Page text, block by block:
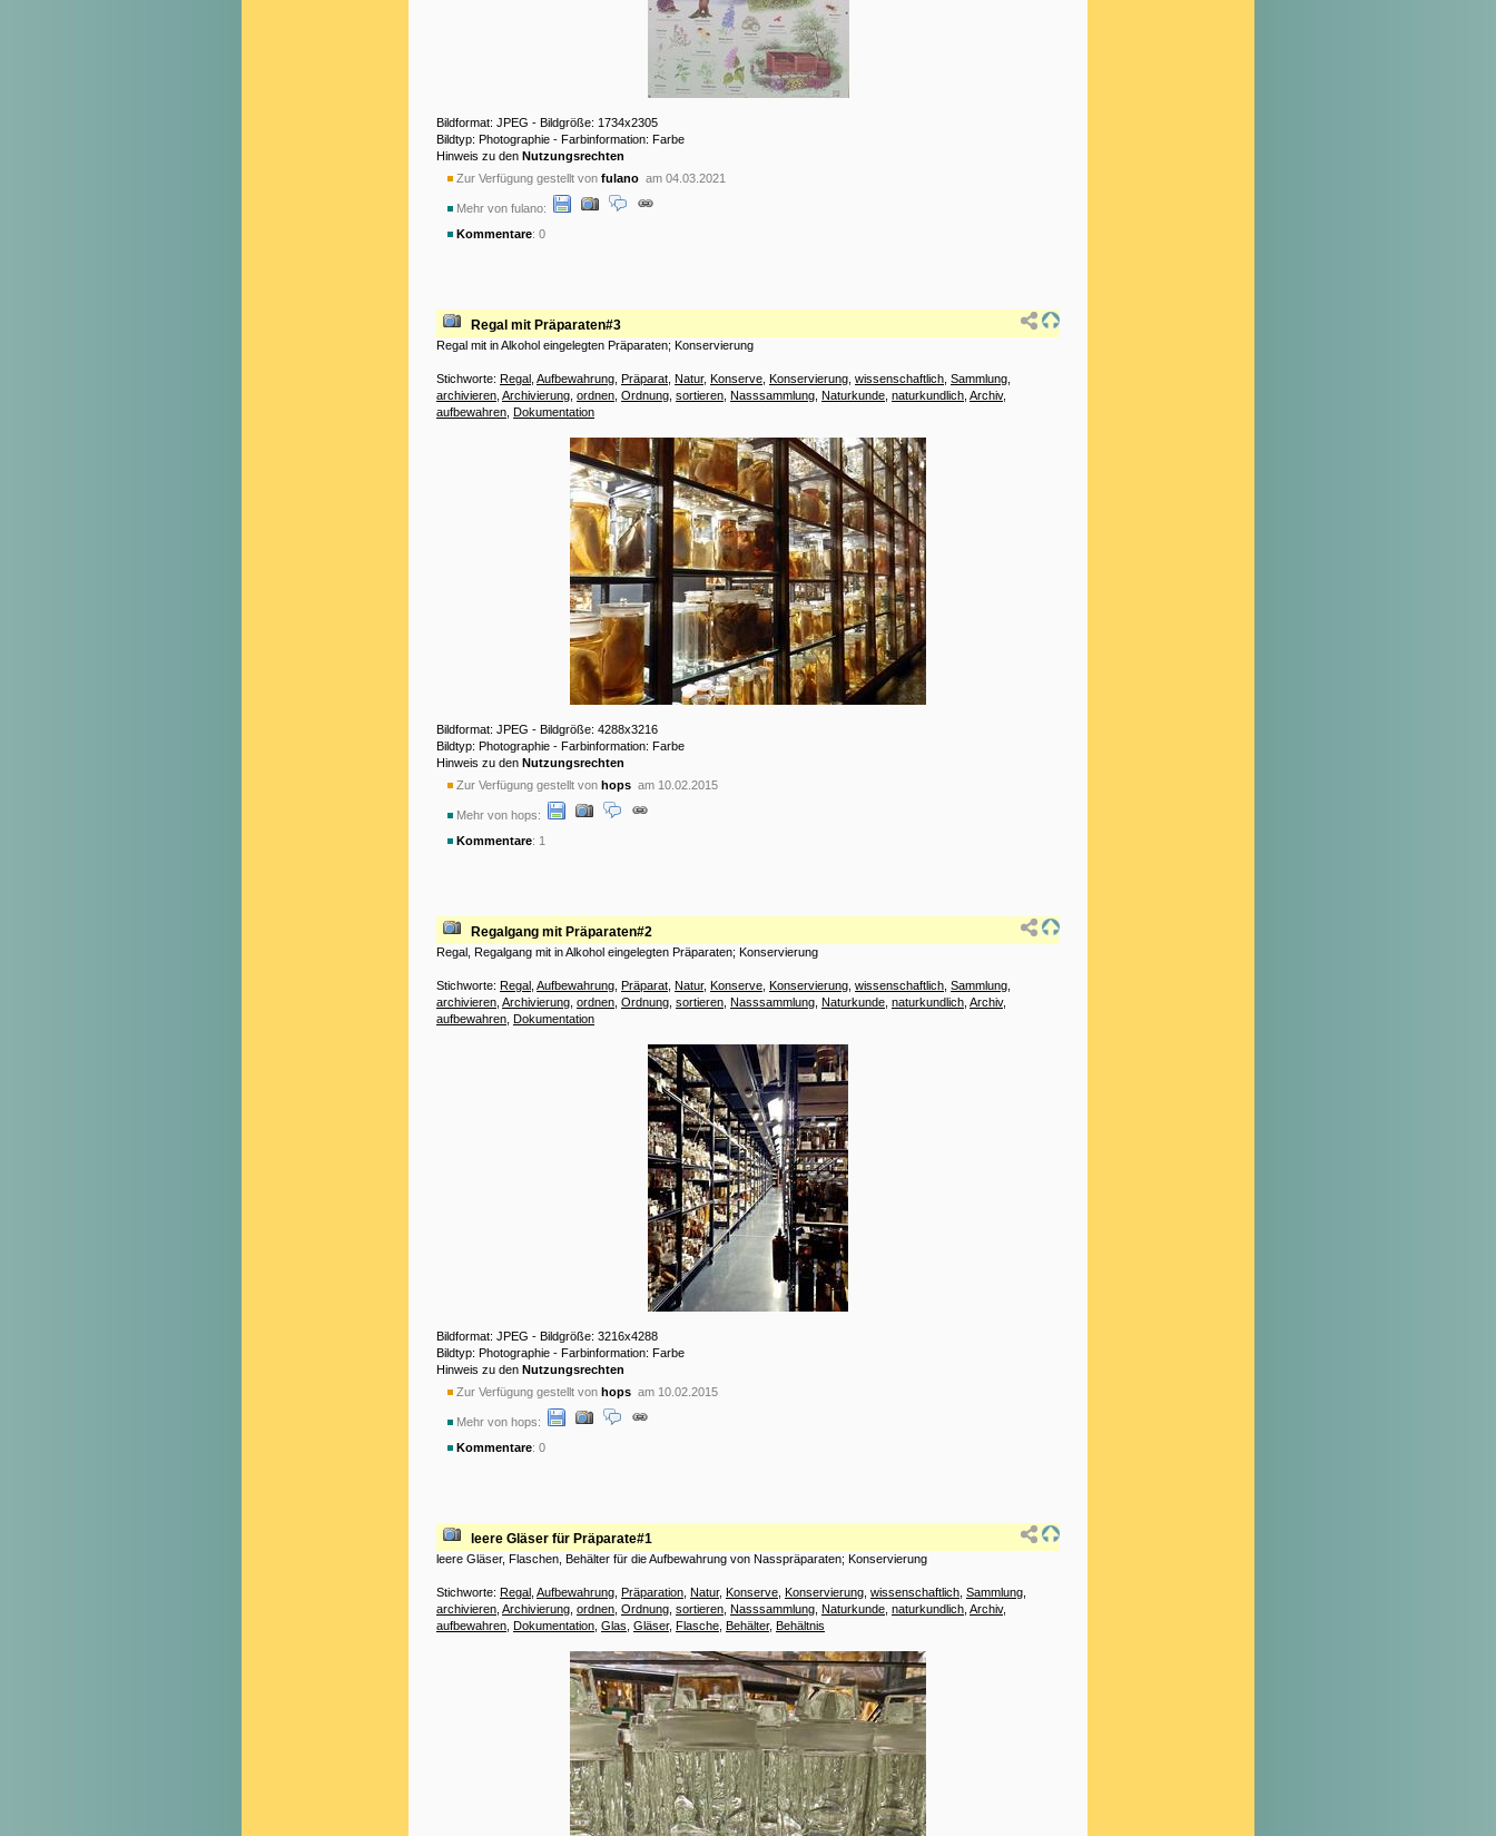
Bildformat: JPEG - Bildgröße: 1734x2305
Bildtyp: Photographie - Farbinformation: Farbe
Hinweis zu den Nutzungsrechten
Zur Verfügung gestellt von fulano am 04.03.2021
Mehr von fulano:
Kommentare: 0
Regal mit Präparaten#3
Regal mit in Alkohol eingelegten Präparaten; Konservierung
Stichworte: Regal Aufbewahrung Präparat Natur, Konserve Konservierung wissenschaftlich Sammlung
archivieren Archivierung ordnen Ordnung sortieren Nasssammlung Naturkunde naturkundlich Archiv,
aufbewahren Dokumentation
Bildformat: JPEG - Bildgröße: 4288x3216
Bildtyp: Photographie - Farbinformation: Farbe
Hinweis zu den Nutzungsrechten
Zur Verfügung gestellt von hops am 10.02.2015
Mehr von hops:
Kommentare: 1
Regalgang mit Präparaten#2
Regal, Regalgang mit in Alkohol eingelegten Präparaten; Konservierung
Stichworte: Regal Aufbewahrung Präparat Natur, Konserve Konservierung wissenschaftlich Sammlung
archivieren Archivierung ordnen Ordnung sortieren Nasssammlung Naturkunde naturkundlich Archiv,
aufbewahren Dokumentation
Bildformat: JPEG - Bildgröße: 3216x4288
Bildtyp: Photographie - Farbinformation: Farbe
Hinweis zu den Nutzungsrechten
Zur Verfügung gestellt von hops am 10.02.2015
Mehr von hops:
Kommentare: 0
leere Gläser für Präparate#1
leere Gläser, Flaschen, Behälter für die Aufbewahrung von Nasspräparaten; Konservierung
Stichworte: Regal Aufbewahrung Präparation Natur, Konserve Konservierung wissenschaftlich Sammlung
archivieren Archivierung ordnen Ordnung sortieren Nasssammlung Naturkunde naturkundlich Archiv,
aufbewahren Dokumentation Glas Gläser, Flasche Behälter, Behältnis